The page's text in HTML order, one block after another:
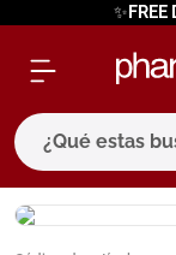
✨FREE
¿Qué estas
términos